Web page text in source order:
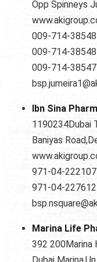
Opp Spinneys
009-714-
009-714-
009-714-
Ibn Sina
1190234Dubai
Baniyas
971-04-
971-04-
Marina Life
392 200Marina